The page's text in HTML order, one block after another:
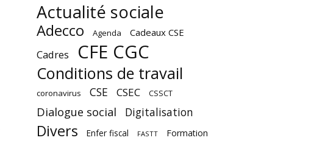
Actualité sociale
Adecco Agenda Cadeaux CSE
Cadres CFE CGC
Conditions de travail
coronavirus CSE CSEC CSSCT
Dialogue social Digitalisation
Divers Enfer fiscal FASTT Formation